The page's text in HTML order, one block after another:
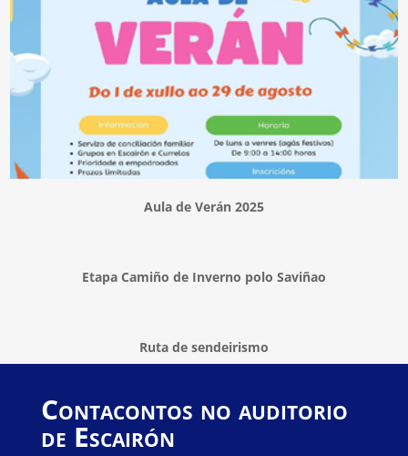
Aula de Verán 2025
Etapa Camiño de Inverno polo Saviñao
Ruta de sendeirismo
Contacontos no auditorio
de Escairón